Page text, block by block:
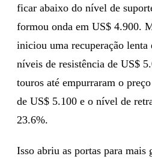
ficar abaixo do nível de
formou onda em US$ 4.900.
iniciou uma recuperação lenta
níveis de resistência de US$
touros até empurraram o
de US$ 5.100 e o nível de
23.6%.
Isso abriu as portas para mais